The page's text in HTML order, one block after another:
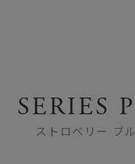
SERIES
ストロベリー ブ